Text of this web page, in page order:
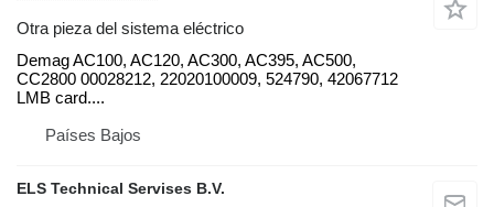
Otra pieza del sistema eléctrico
Demag AC100, AC120, AC300, AC395, AC500,
CC2800 00028212, 22020100009, 524790, 42067712
LMB card....
Países Bajos
ELS Technical Servises B.V.